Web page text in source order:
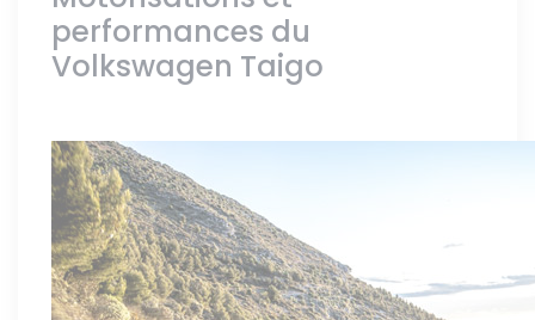
performances du
Volkswagen Taigo